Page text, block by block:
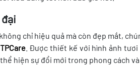
chỉ hiệu quả mà còn đẹp mắt,
. Được thiết kế với hình ảnh tươi
hiện sự đổi mới trong phong cách